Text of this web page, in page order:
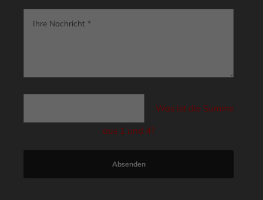
Was ist die Summe
aus 1 und 4?
Absenden